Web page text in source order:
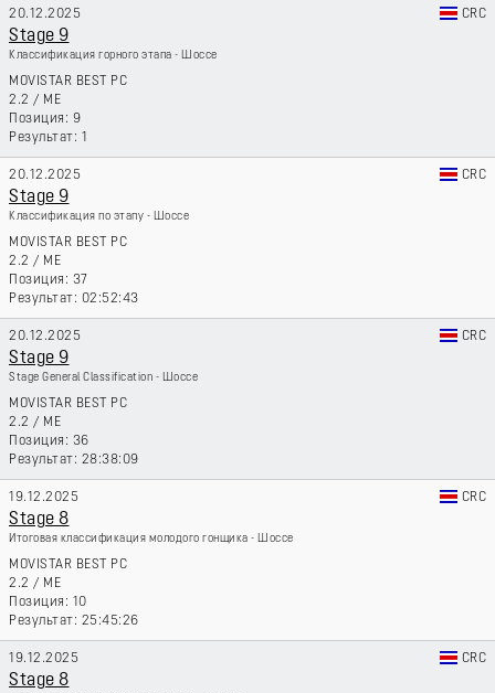
20.12.2025 CRC
Stage 9
Классификация горного этапа - Шоссе
MOVISTAR BEST PC
2.2 / ME
9
1
20.12.2025 CRC
Stage 9
Классификация по этапу - Шоссе
MOVISTAR BEST PC
2.2 / ME
37
02:52:43
20.12.2025 CRC
Stage 9
Stage General Classification - Шоссе
MOVISTAR BEST PC
2.2 / ME
36
28:38:09
19.12.2025 CRC
Stage 8
Итоговая классификация молодого гонщика - Шоссе
MOVISTAR BEST PC
2.2 / ME
10
25:45:26
19.12.2025 CRC
Stage 8